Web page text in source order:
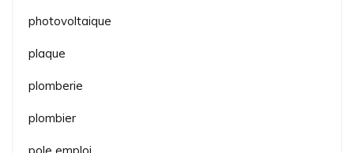
photovoltaique
plaque
plomberie
plombier
pole emploi